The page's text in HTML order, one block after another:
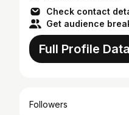
Check contact
Get audience
Full Profile Data
Followers